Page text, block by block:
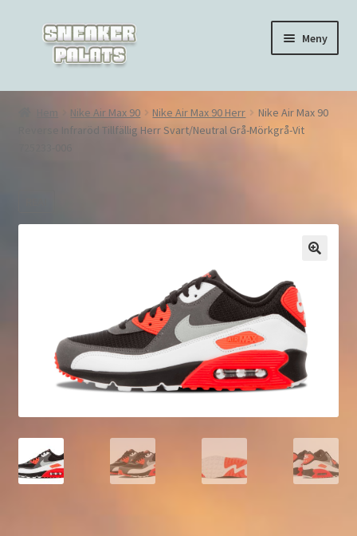
Hoppa
navigering
Hoppa
innehåll
Meny
Hem
Nike Air Force 1
Hem Nike Air Max 90 Nike Air Max 90 Herr
Nike Air Max 90
Reverse Infraröd Tillfällig Herr Svart/Neutral Grå-Mörkgrå-Vit